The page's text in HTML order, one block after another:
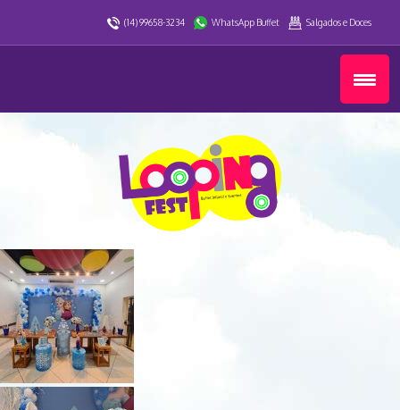
(14) 99658-3234 WhatsApp Buffet Salgados e Doces